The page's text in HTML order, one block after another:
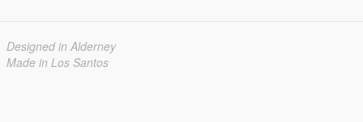
Designed in Alderney
Made in Los Santos